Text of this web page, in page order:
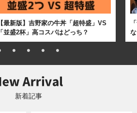
【最新版】吉野家の牛丼「超特盛」VS
「並盛2杯」高コスパはどっち？
新着記事